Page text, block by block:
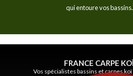
qui entoure vos bassins.
FRANCE CARPE
Vos spécialistes bassins et carpes koï